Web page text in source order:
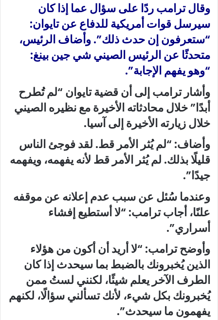
وقال ترامب ردًا على سؤال عما إذا كان
سيرسل قوات أمريكية للدفاع عن تايوان:
“ستعرفون إن حدث ذلك”. وأضاف الرئيس،
متحدثًا عن الرئيس الصيني شي جين بينغ:
“وهو يفهم الإجابة”.
وأشار ترامب إلى أن قضية تايوان “لم تُطرح
أبدًا” خلال محادثاته الأخيرة مع نظيره الصيني
خلال زيارته الأخيرة إلى آسيا.
وأضاف: “لم يُثر الأمر قط. لقد فوجئ الناس
قليلًا بذلك. لم يُثر الأمر قط لأنه يفهمه، ويفهمه
جيدًا”.
وعندما سُئل عن سبب عدم إعلانه عن موقفه
علنًا، أجاب ترامب: “لا أستطيع إفشاء
أسراري”.
وأوضح ترامب: “لا أريد أن أكون من هؤلاء
الذين يُخبرونك بالضبط بما سيحدث إذا كان
الطرف الآخر يعلم شيئًا، لكنني لستُ ممن
يُخبرونك بكل شيء، لأنك تسألني سؤالًا، لكنهم
يفهمون ما سيحدث”.